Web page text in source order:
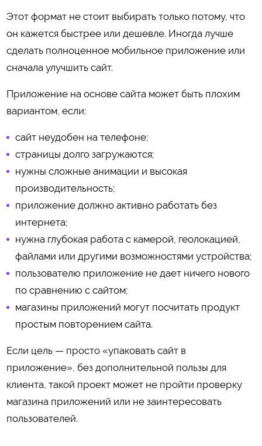
Этот формат не стоит выбирать только потому, что
он кажется быстрее или дешевле. Иногда лучше
сделать полноценное мобильное приложение или
сначала улучшить сайт.
Приложение на основе сайта может быть плохим
вариантом, если:
сайт неудобен на телефоне;
страницы долго загружаются;
нужны сложные анимации и высокая
производительность;
приложение должно активно работать без
интернета;
нужна глубокая работа с камерой, геолокацией,
файлами или другими возможностями устройства;
пользователю приложение не дает ничего нового
по сравнению с сайтом;
магазины приложений могут посчитать продукт
простым повторением сайта.
Если цель — просто «упаковать сайт в
приложение», без дополнительной пользы для
клиента, такой проект может не пройти проверку
магазина приложений или не заинтересовать
пользователей.